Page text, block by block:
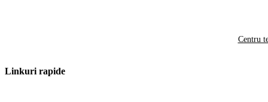
Centru
Linkuri rapide